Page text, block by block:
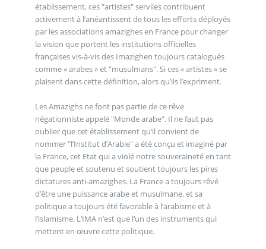
établissement, ces "artistes" serviles contribuent
activement à l’anéantissent de tous les efforts déployés
par les associations amazighes en France pour changer
la vision que portent les institutions officielles
françaises vis-à-vis des Imazighen toujours catalogués
comme « arabes » et "musulmans". Si ces « artistes » se
plaisent dans cette définition, alors qu’ils l’expriment.
Les Amazighs ne font pas partie de ce rêve
négationniste appelé "Monde arabe". Il ne faut pas
oublier que cet établissement qu’il convient de
nommer "l’Institut d’Arabie" a été conçu et imaginé par
la France, cet Etat qui a violé notre souveraineté en tant
que peuple et soutenu et soutient toujours les pires
dictatures anti-amazighes. La France a toujours rêvé
d’être une puissance arabe et musulmane, et sa
politique a toujours été favorable à l’arabisme et à
l’islamisme. L’IMA n’est que l’un des instruments qui
mettent en œuvre cette politique.